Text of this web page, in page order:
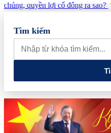
chúng, quyền lợi cổ đông ra sao?
Gia đình Chủ tịch DIC Corp tiếp
phiếu, doanh nghiệp mới hoàn
Giá vàng sáng nay (7/8): Vàng
các cơ chế, chính sách đặc thù
Tìm kiếm